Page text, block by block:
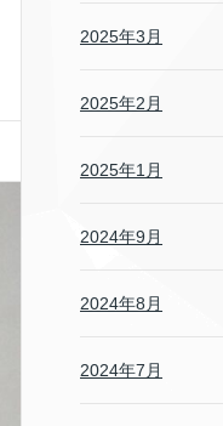
2025年3月
2025年2月
2025年1月
2024年9月
2024年8月
2024年7月